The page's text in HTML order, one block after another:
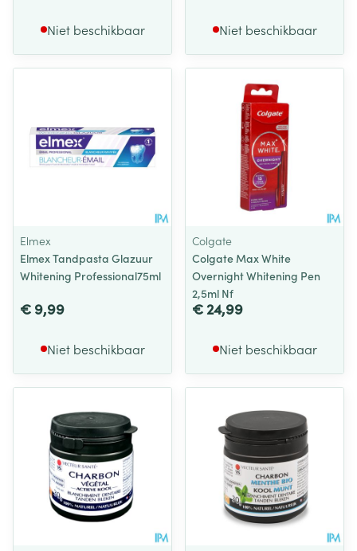
Niet beschikbaar Niet beschikbaar
Elmex
Elmex Tandpasta Glazuur
Whitening Professional75ml
€ 9,99
Niet beschikbaar
Colgate
Colgate Max White
Overnight Whitening Pen
2,5ml Nf
€ 24,99
Niet beschikbaar